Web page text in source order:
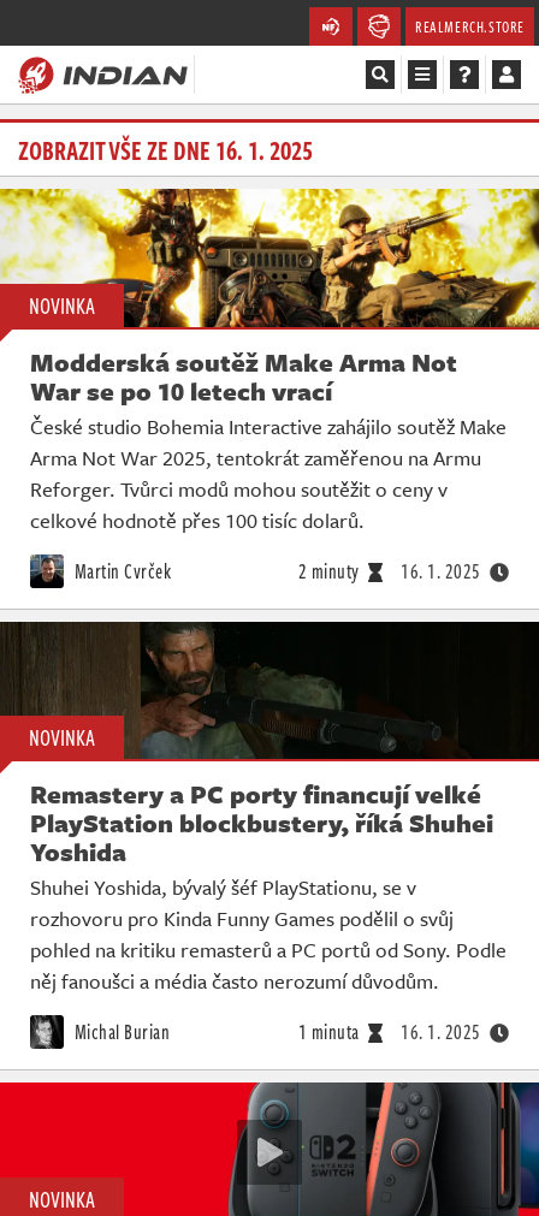
REALMERCH.STORE
Magazín
Recenze
Videa
Soutěže
Databáze
Komunita
Redakce
Živě
ZOBRAZIT VŠE ZE DNE 16. 1. 2025
NOVINKA
Modderská soutěž Make Arma Not
War se po 10 letech vrací
České studio Bohemia Interactive zahájilo soutěž Make
Arma Not War 2025, tentokrát zaměřenou na Armu
Reforger. Tvůrci modů mohou soutěžit o ceny v
celkové hodnotě přes 100 tisíc dolarů.
Martin Cvrček 2 minuty 16. 1. 2025
NOVINKA
Remastery a PC porty financují velké
PlayStation blockbustery, říká Shuhei
Yoshida
Shuhei Yoshida, bývalý šéf PlayStationu, se v
rozhovoru pro Kinda Funny Games podělil o svůj
pohled na kritiku remasterů a PC portů od Sony. Podle
něj fanoušci a média často nerozumí důvodům.
Michal Burian 1 minuta 16. 1. 2025
NOVINKA